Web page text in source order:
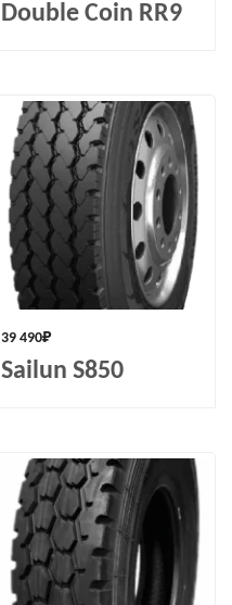
Double Coin RR9
39 490₽
Sailun S850